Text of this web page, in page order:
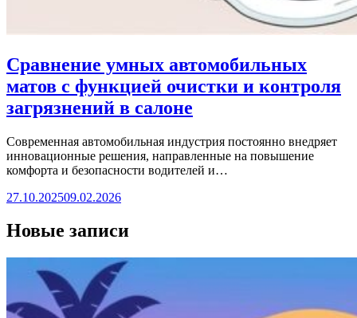
Сравнение умных автомобильных
матов с функцией очистки и контроля
загрязнений в салоне
Современная автомобильная индустрия постоянно внедряет
инновационные решения, направленные на повышение
комфорта и безопасности водителей и…
27.10.202509.02.2026
Новые записи